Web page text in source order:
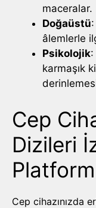
maceralar.
Doğaüstü
âlemlerle
Psikolojik
karmaşık
Cep
Dizileri
Cep cihazınızda